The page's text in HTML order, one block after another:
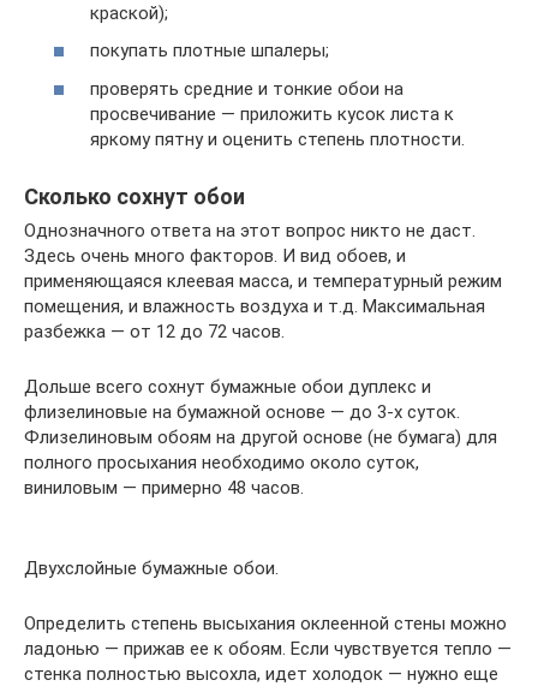
краской);
покупать плотные шпалеры;
проверять средние и тонкие обои на
просвечивание — приложить кусок листа к
яркому пятну и оценить степень плотности.
Сколько сохнут обои
Однозначного ответа на этот вопрос никто не даст.
Здесь очень много факторов. И вид обоев, и
применяющаяся клеевая масса, и температурный режим
помещения, и влажность воздуха и т.д. Максимальная
разбежка — от 12 до 72 часов.
Дольше всего сохнут бумажные обои дуплекс и
флизелиновые на бумажной основе — до 3-х суток.
Флизелиновым обоям на другой основе (не бумага) для
полного просыхания необходимо около суток,
виниловым — примерно 48 часов.
Двухслойные бумажные обои.
Определить степень высыхания оклеенной стены можно
ладонью — прижав ее к обоям. Если чувствуется тепло —
стенка полностью высохла, идет холодок — нужно еще